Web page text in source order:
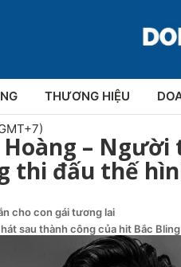
THƯƠNG HIỆU
Hoàng –
thi đấu thế
cho con gái tương lai
sau thành công của hit Bắc Bling